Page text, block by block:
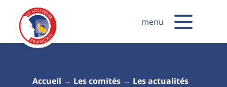
menu
Accueil Les comités Les actualités